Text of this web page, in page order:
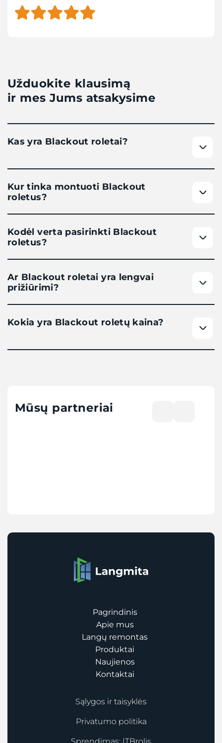
Užduokite klausimą
ir mes Jums atsakysime
Kas yra Blackout roletai?
Kur tinka montuoti Blackout
roletus?
Kodėl verta pasirinkti Blackout
roletus?
Ar Blackout roletai yra lengvai
prižiūrimi?
Kokia yra Blackout roletų kaina?
Mūsų partneriai
Pagrindinis
Apie mus
Langų remontas
Produktai
Naujienos
Kontaktai
Sąlygos ir taisyklės
Privatumo politika